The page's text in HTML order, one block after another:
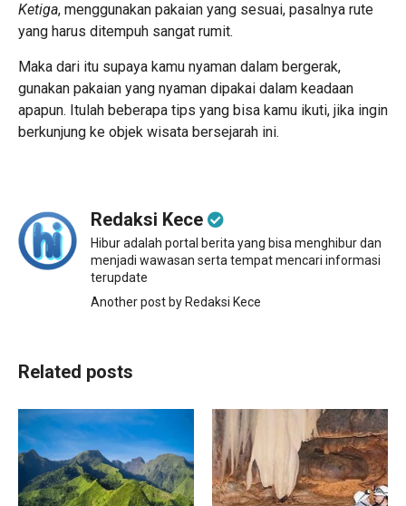
Ketiga, menggunakan pakaian yang sesuai, pasalnya rute
yang harus ditempuh sangat rumit.
Maka dari itu supaya kamu nyaman dalam bergerak,
gunakan pakaian yang nyaman dipakai dalam keadaan
apapun. Itulah beberapa tips yang bisa kamu ikuti, jika ingin
berkunjung ke objek wisata bersejarah ini.
Redaksi Kece
Hibur adalah portal berita yang bisa menghibur dan
menjadi wawasan serta tempat mencari informasi
terupdate
Another post by Redaksi Kece
Related posts